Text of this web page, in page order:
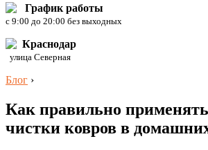
График работы
c 9:00 до 20:00 без выходных
Краснодар
улица Северная
Блог ›
Как правильно
чистки ковров в